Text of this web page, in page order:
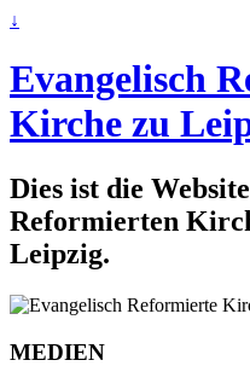
↓
Evangelisch
Kirche zu
Dies ist die
Reformierten
Leipzig.
MEDIEN